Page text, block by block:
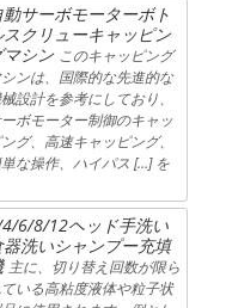
動サーボモーターボト
スクリューキャッピン
マシン このキャッピング
シンは、国際的な先進的な
設計を参考にしており、
ーボモーター制御のキャッ
グ、高速キャッピング、
な操作、ハイパス […] を
6/8/12ヘッド手洗い
器洗いシャンプー充填
主に、切り替え回数が限ら
いる高粘度液体や粒子状